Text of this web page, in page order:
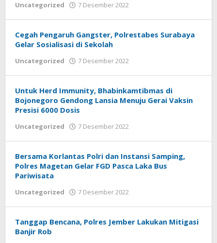
Uncategorized 7 Desember 2022
Cegah Pengaruh Gangster, Polrestabes Surabaya
Gelar Sosialisasi di Sekolah
Uncategorized 7 Desember 2022
Untuk Herd Immunity, Bhabinkamtibmas di
Bojonegoro Gendong Lansia Menuju Gerai Vaksin
Presisi 6000 Dosis
Uncategorized 7 Desember 2022
Bersama Korlantas Polri dan Instansi Samping,
Polres Magetan Gelar FGD Pasca Laka Bus
Pariwisata
Uncategorized 7 Desember 2022
Tanggap Bencana, Polres Jember Lakukan Mitigasi
Banjir Rob